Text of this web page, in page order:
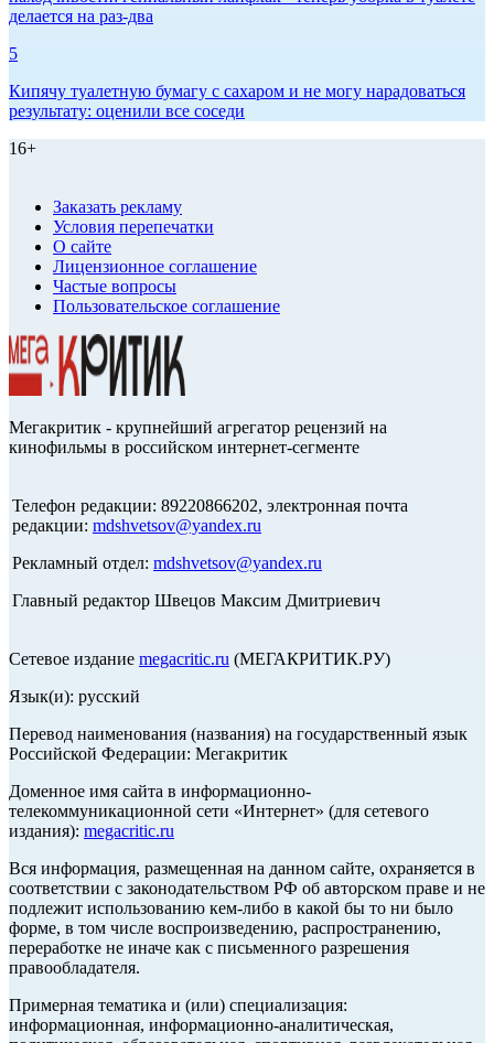
делается на раз-два
5
Кипячу туалетную бумагу с сахаром и не могу нарадоваться
результату: оценили все соседи
16+
Заказать рекламу
Условия перепечатки
О сайте
Лицензионное соглашение
Частые вопросы
Пользовательское соглашение
Мегакритик - крупнейший агрегатор рецензий на
кинофильмы в российском интернет-сегменте
Телефон редакции: 89220866202, электронная почта
редакции: mdshvetsov@yandex.ru
Рекламный отдел: mdshvetsov@yandex.ru
Главный редактор Швецов Максим Дмитриевич
Сетевое издание megacritic.ru (МЕГАКРИТИК.РУ)
Язык(и): русский
Перевод наименования (названия) на государственный язык
Российской Федерации: Мегакритик
Доменное имя сайта в информационно-
телекоммуникационной сети «Интернет» (для сетевого
издания): megacritic.ru
Вся информация, размещенная на данном сайте, охраняется в
соответствии с законодательством РФ об авторском праве и не
подлежит использованию кем-либо в какой бы то ни было
форме, в том числе воспроизведению, распространению,
переработке не иначе как с письменного разрешения
правообладателя.
Примерная тематика и (или) специализация:
информационная, информационно-аналитическая,